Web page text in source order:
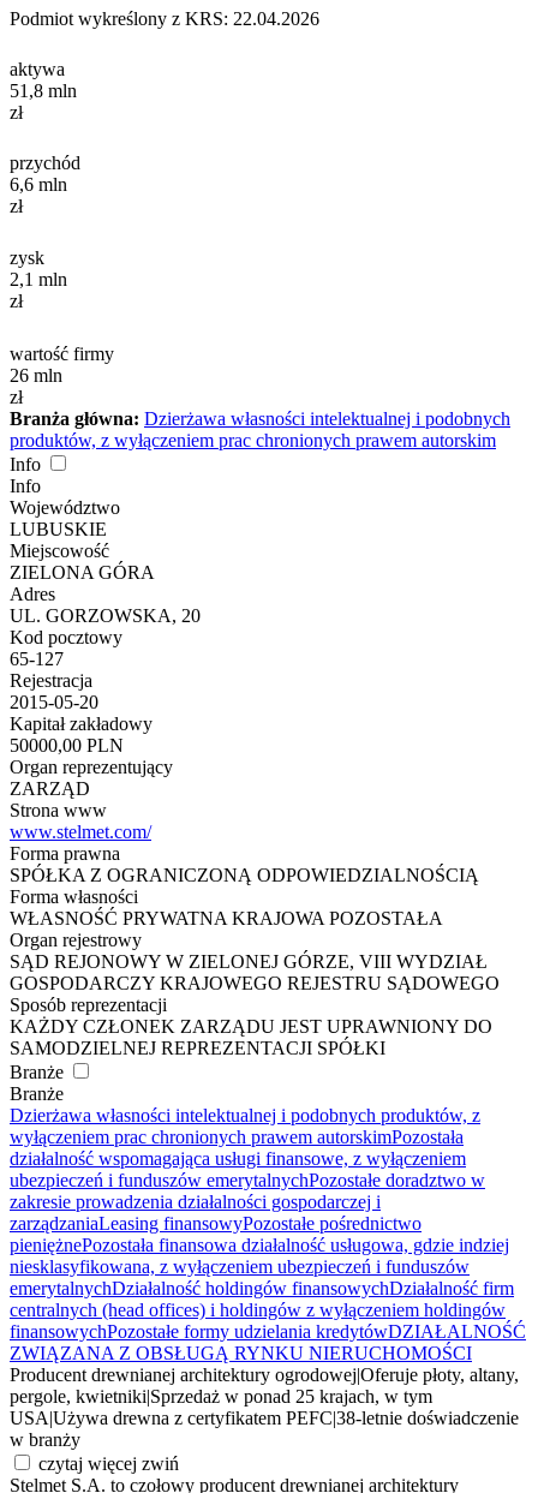
Podmiot wykreślony z KRS: 22.04.2026
aktywa
51,8 mln
zł
przychód
6,6 mln
zł
zysk
2,1 mln
zł
wartość firmy
26 mln
zł
Branża główna: Dzierżawa własności intelektualnej i podobnych
produktów, z wyłączeniem prac chronionych prawem autorskim
Info
Info
Województwo
LUBUSKIE
Miejscowość
ZIELONA GÓRA
Adres
UL. GORZOWSKA, 20
Kod pocztowy
65-127
Rejestracja
2015-05-20
Kapitał zakładowy
50000,00 PLN
Organ reprezentujący
ZARZĄD
Strona www
www.stelmet.com/
Forma prawna
SPÓŁKA Z OGRANICZONĄ ODPOWIEDZIALNOŚCIĄ
Forma własności
WŁASNOŚĆ PRYWATNA KRAJOWA POZOSTAŁA
Organ rejestrowy
SĄD REJONOWY W ZIELONEJ GÓRZE, VIII WYDZIAŁ
GOSPODARCZY KRAJOWEGO REJESTRU SĄDOWEGO
Sposób reprezentacji
KAŻDY CZŁONEK ZARZĄDU JEST UPRAWNIONY DO
SAMODZIELNEJ REPREZENTACJI SPÓŁKI
Branże
Branże
Dzierżawa własności intelektualnej i podobnych produktów, z
wyłączeniem prac chronionych prawem autorskimPozostała
działalność wspomagająca usługi finansowe, z wyłączeniem
ubezpieczeń i funduszów emerytalnychPozostałe doradztwo w
zakresie prowadzenia działalności gospodarczej i
zarządzaniaLeasing finansowyPozostałe pośrednictwo
pieniężnePozostała finansowa działalność usługowa, gdzie indziej
niesklasyfikowana, z wyłączeniem ubezpieczeń i funduszów
emerytalnychDziałalność holdingów finansowychDziałalność firm
centralnych (head offices) i holdingów z wyłączeniem holdingów
finansowychPozostałe formy udzielania kredytówDZIAŁALNOŚĆ
ZWIĄZANA Z OBSŁUGĄ RYNKU NIERUCHOMOŚCI
Producent drewnianej architektury ogrodowej Oferuje płoty, altany,
pergole, kwietniki Sprzedaż w ponad 25 krajach, w tym
USAUżywa drewna z certyfikatem PEFC 38-letnie doświadczenie
w branży
czytaj więcej zwiń
Stelmet S.A. to czołowy producent drewnianej architektury